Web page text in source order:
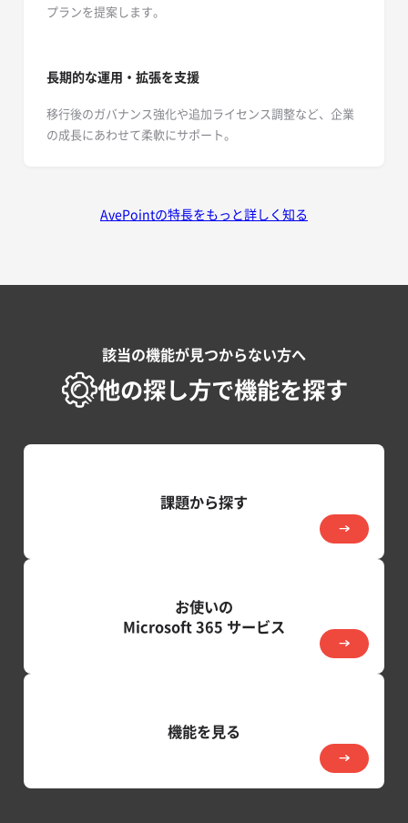
プランを提案します。
長期的な運用・拡張を支援
移行後のガバナンス強化や追加ライセンス調整など、企業
の成長にあわせて柔軟にサポート。
AvePointの特長をもっと詳しく知る
該当の機能が見つからない方へ
他の探し方で機能を探す
課題から探す
お使いの
Microsoft 365 サービス
機能を見る